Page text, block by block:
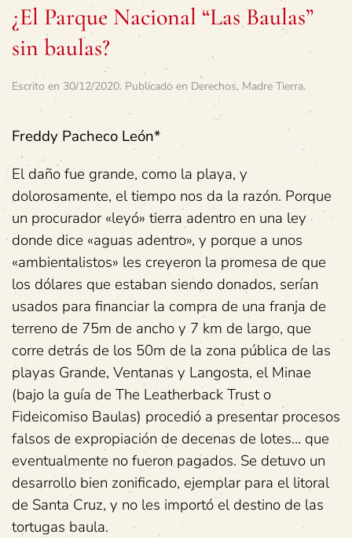
¿El Parque Nacional “Las Baulas”
sin baulas?
Escrito en 30/12/2020. Publicado en Derechos, Madre Tierra.
Freddy Pacheco León*
El daño fue grande, como la playa, y
dolorosamente, el tiempo nos da la razón. Porque
un procurador «leyó» tierra adentro en una ley
donde dice «aguas adentro», y porque a unos
«ambientalistos» les creyeron la promesa de que
los dólares que estaban siendo donados, serían
usados para financiar la compra de una franja de
terreno de 75m de ancho y 7 km de largo, que
corre detrás de los 50m de la zona pública de las
playas Grande, Ventanas y Langosta, el Minae
(bajo la guía de The Leatherback Trust o
Fideicomiso Baulas) procedió a presentar procesos
falsos de expropiación de decenas de lotes… que
eventualmente no fueron pagados. Se detuvo un
desarrollo bien zonificado, ejemplar para el litoral
de Santa Cruz, y no les importó el destino de las
tortugas baula.